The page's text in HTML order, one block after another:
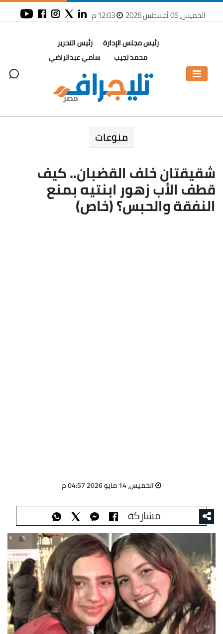
الخميس، 06 أغسطس 2026 12:03 م
رئيس مجلس الإدارة
محمد نجيب
رئيس التحرير
سامي عبدالراضي
منوعات
شقيقتان خلف القضبان.. كيف
قطف الأب زهور ابنتيه بمنع
النفقة والحبس؟ (خاص)
الخميس، 14 مايو 2026 04:57 م
مشاركة